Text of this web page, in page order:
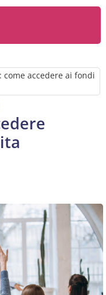
accedere ai fondi